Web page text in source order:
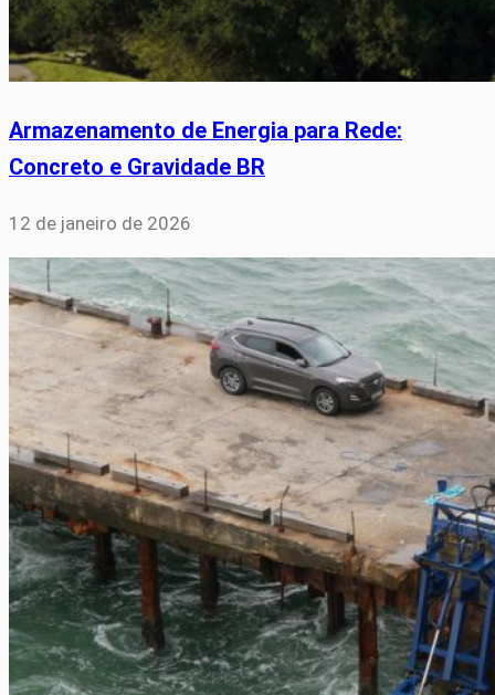
Armazenamento de Energia para Rede:
Concreto e Gravidade BR
12 de janeiro de 2026